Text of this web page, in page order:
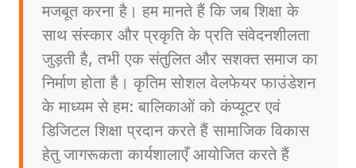
मजबूत करना है। हम मानते हैं कि जब शिक्षा के
साथ संस्कार और प्रकृति के प्रति संवेदनशीलता
जुड़ती है, तभी एक संतुलित और सशक्त समाज का
निर्माण होता है। कृतिम सोशल वेलफेयर फाउंडेशन
के माध्यम से हम: बालिकाओं को कंप्यूटर एवं
डिजिटल शिक्षा प्रदान करते हैं सामाजिक विकास
हेतु जागरूकता कार्यशालाएँ आयोजित करते हैं